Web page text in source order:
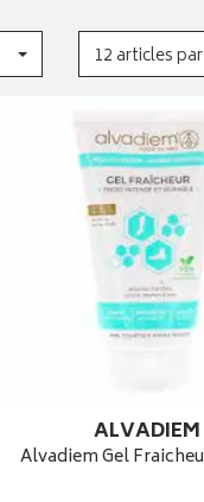
12 articles
ALVADIEM
Alvadiem Gel